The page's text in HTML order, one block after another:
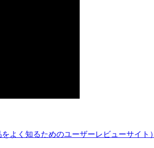
よく知るためのユーザーレビューサイト）